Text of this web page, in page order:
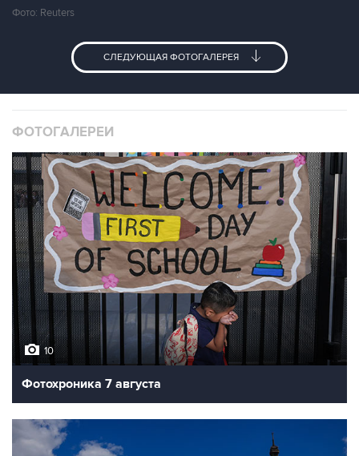
Фото: Reuters
СЛЕДУЮЩАЯ ФОТОГАЛЕРЕЯ
ФОТОГАЛЕРЕИ
10
Фотохроника 7 августа